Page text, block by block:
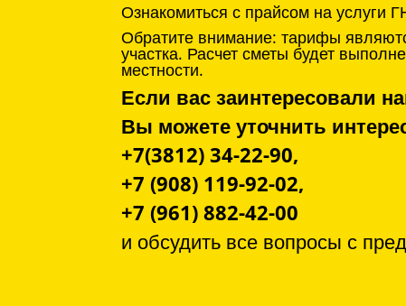
Ознакомиться с прайсом на услуги
Обратите внимание: тарифы
участка. Расчет сметы будет
местности.
Если вас заинтересовали
Вы можете уточнить
+7(3812) 34-22-90,
+7 (908) 119-92-02,
+7 (961) 882-42-00
и обсудить все вопросы с